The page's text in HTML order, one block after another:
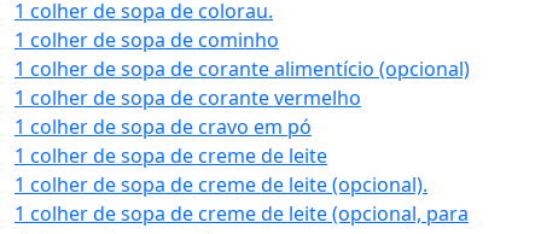
1 colher de sopa de colorau.
1 colher de sopa de cominho
1 colher de sopa de corante alimentício (opcional)
1 colher de sopa de corante vermelho
1 colher de sopa de cravo em pó
1 colher de sopa de creme de leite
1 colher de sopa de creme de leite (opcional).
1 colher de sopa de creme de leite (opcional, para